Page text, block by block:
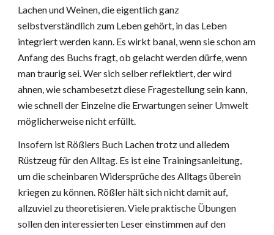
Lachen und Weinen, die eigentlich ganz
selbstverständlich zum Leben gehört, in das Leben
integriert werden kann. Es wirkt banal, wenn sie schon am
Anfang des Buchs fragt, ob gelacht werden dürfe, wenn
man traurig sei. Wer sich selber reflektiert, der wird
ahnen, wie schambesetzt diese Fragestellung sein kann,
wie schnell der Einzelne die Erwartungen seiner Umwelt
möglicherweise nicht erfüllt.
Insofern ist Rößlers Buch Lachen trotz und alledem
Rüstzeug für den Alltag. Es ist eine Trainingsanleitung,
um die scheinbaren Widersprüche des Alltags überein
kriegen zu können. Rößler hält sich nicht damit auf,
allzuviel zu theoretisieren. Viele praktische Übungen
sollen den interessierten Leser einstimmen auf den